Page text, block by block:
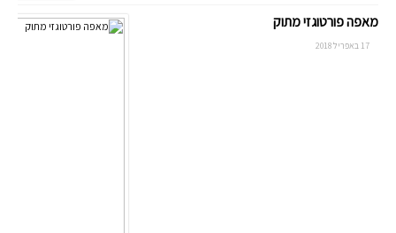
מאפה פורטוגזי מתוק
17 באפריל 2018